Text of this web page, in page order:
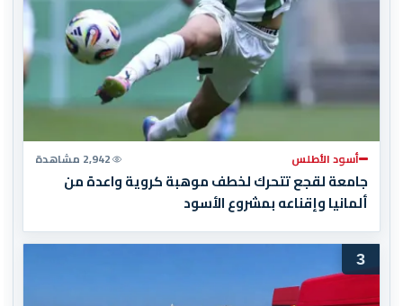
أسود الأطلس 2,942 مشاهدة
جامعة لقجع تتحرك لخطف موهبة كروية واعدة من
ألمانيا وإقناعه بمشروع الأسود
3